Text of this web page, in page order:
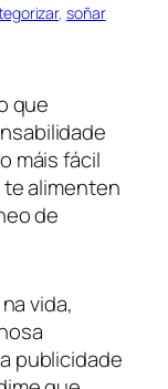
, soñar
que
máis fácil
te alimenten
de
vida,
publicidade